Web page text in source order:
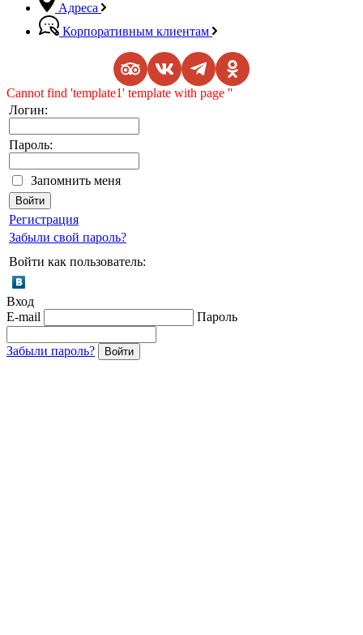
Адреса
Корпоративным клиентам
Cannot find 'template1' template with page ''
Логин:
Пароль:
Запомнить меня
Регистрация
Забыли свой пароль?
Войти как пользователь:
Вход
E-mail
Пароль
Забыли пароль? Войти